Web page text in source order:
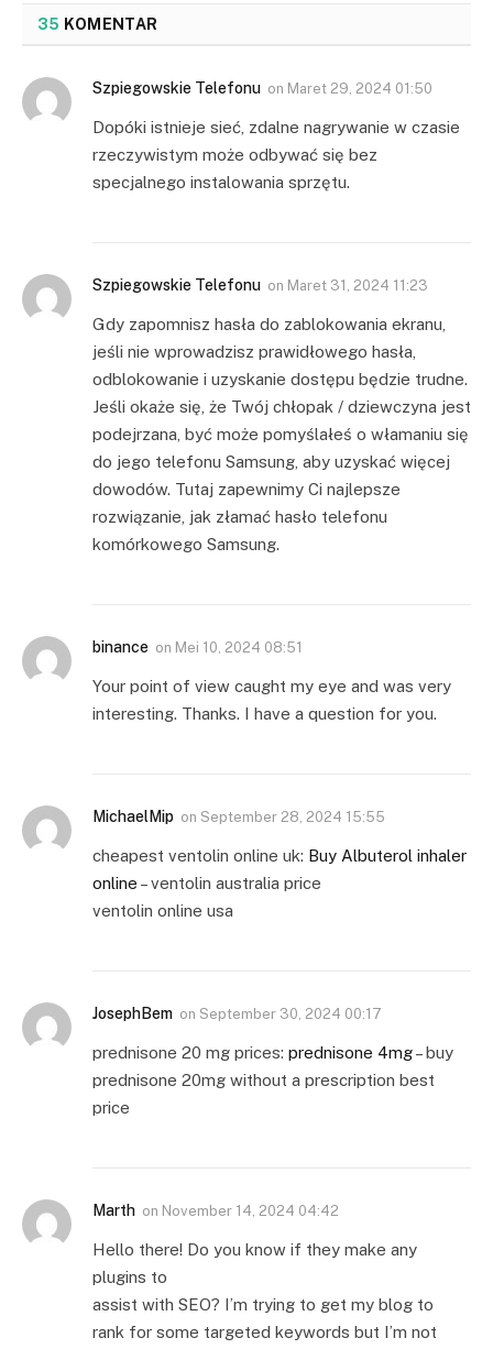
35 KOMENTAR
Szpiegowskie Telefonu on Maret 29, 2024 01:50
Dopóki istnieje sieć, zdalne nagrywanie w czasie
rzeczywistym może odbywać się bez
specjalnego instalowania sprzętu.
Szpiegowskie Telefonu on Maret 31, 2024 11:23
Gdy zapomnisz hasła do zablokowania ekranu,
jeśli nie wprowadzisz prawidłowego hasła,
odblokowanie i uzyskanie dostępu będzie trudne.
Jeśli okaże się, że Twój chłopak / dziewczyna jest
podejrzana, być może pomyślałeś o włamaniu się
do jego telefonu Samsung, aby uzyskać więcej
dowodów. Tutaj zapewnimy Ci najlepsze
rozwiązanie, jak złamać hasło telefonu
komórkowego Samsung.
binance on Mei 10, 2024 08:51
Your point of view caught my eye and was very
interesting. Thanks. I have a question for you.
MichaelMip on September 28, 2024 15:55
cheapest ventolin online uk: Buy Albuterol inhaler
online – ventolin australia price
ventolin online usa
JosephBem on September 30, 2024 00:17
prednisone 20 mg prices: prednisone 4mg– buy
prednisone 20mg without a prescription best
price
Marth on November 14, 2024 04:42
Hello there! Do you know if they make any
plugins to
assist with SEO? I’m trying to get my blog to
rank for some targeted keywords but I’m not